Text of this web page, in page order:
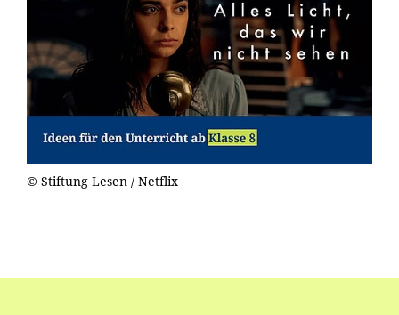
© Stiftung Lesen / Netflix